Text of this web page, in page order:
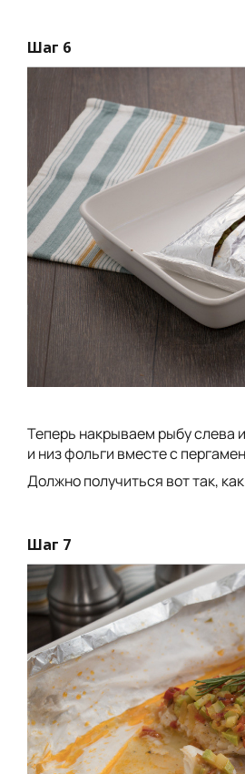
Шаг 6
Теперь накрываем рыбу слева
и низ фольги вместе с
Должно получиться вот так,
Шаг 7